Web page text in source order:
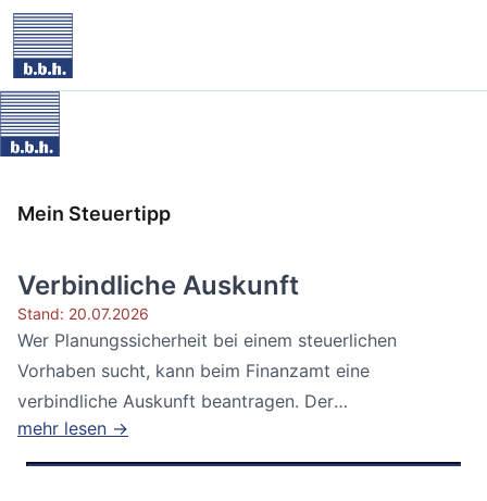
Mein Steuertipp
Verbindliche Auskunft
Stand: 20.07.2026
Wer Planungssicherheit bei einem steuerlichen
Vorhaben sucht, kann beim Finanzamt eine
verbindliche Auskunft beantragen. Der
Bundesfinanzhof...
mehr lesen →